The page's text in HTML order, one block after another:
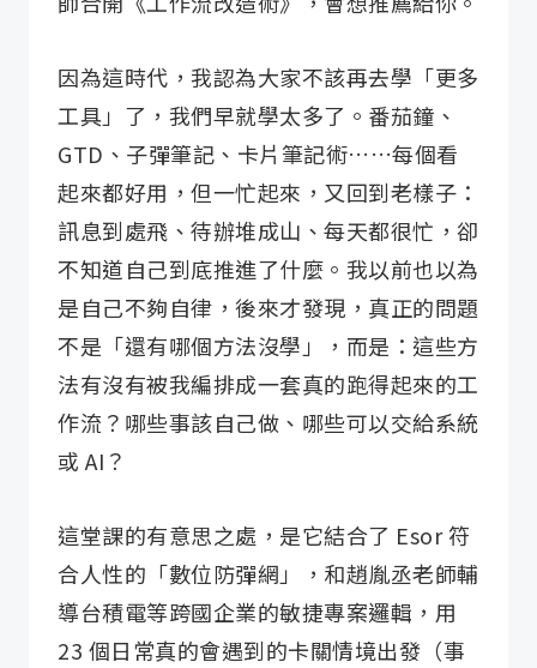
因為這時代，我認為大家不該再去學「更多
工具」了，我們早就學太多了。番茄鐘、
GTD、子彈筆記、卡片筆記術……每個看
起來都好用，但一忙起來，又回到老樣子：
訊息到處飛、待辦堆成山、每天都很忙，卻
不知道自己到底推進了什麼。我以前也以為
是自己不夠自律，後來才發現，真正的問題
不是「還有哪個方法沒學」，而是：這些方
法有沒有被我編排成一套真的跑得起來的工
作流？哪些事該自己做、哪些可以交給系統
或 AI？
這堂課的有意思之處，是它結合了 Esor 符
合人性的「數位防彈網」，和趙胤丞老師輔
導台積電等跨國企業的敏捷專案邏輯，用
23 個日常真的會遇到的卡關情境出發（事